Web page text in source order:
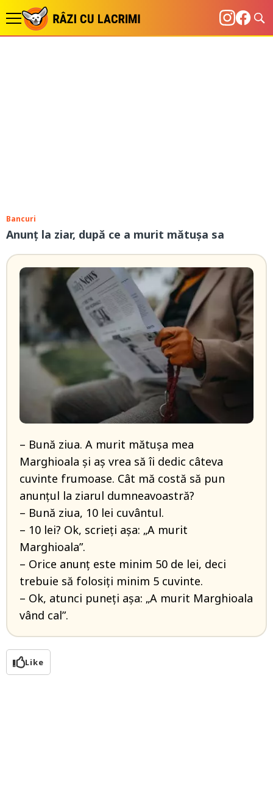
Bancuri
Anunț la ziar, după ce a murit mătușa sa
– Bună ziua. A murit mătușa mea
Marghioala și aș vrea să îi dedic câteva
cuvinte frumoase. Cât mă costă să pun
anunțul la ziarul dumneavoastră?
– Bună ziua, 10 lei cuvântul.
– 10 lei? Ok, scrieți așa: „A murit
Marghioala”.
– Orice anunț este minim 50 de lei, deci
trebuie să folosiți minim 5 cuvinte.
– Ok, atunci puneți așa: „A murit Marghioala
vând cal”.
Like